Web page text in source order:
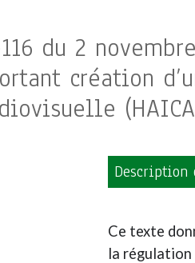
du 2
création
Ce texte
la régulation